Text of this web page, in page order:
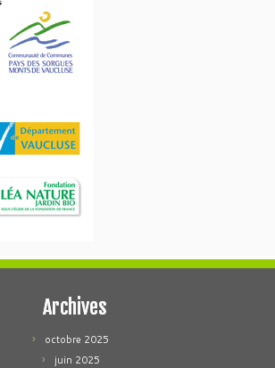
Archives
octobre 2025
juin 2025